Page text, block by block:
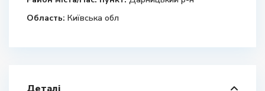
Область: Київська обл